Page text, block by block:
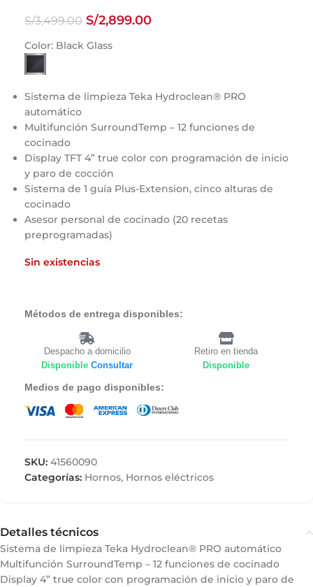
S/3,499.00 S/2,899.00
Color: Black Glass
Sistema de limpieza Teka Hydroclean® PRO
automático
Multifunción SurroundTemp – 12 funciones de
cocinado
Display TFT 4” true color con programación de inicio
y paro de cocción
Sistema de 1 guía Plus-Extension, cinco alturas de
cocinado
Asesor personal de cocinado (20 recetas
preprogramadas)
Sin existencias
Métodos de entrega disponibles:
Despacho a domicilio
Disponible Consultar
Retiro en tienda
Disponible
Medios de pago disponibles:
SKU: 41560090
Categorías: Hornos, Hornos eléctricos
Detalles técnicos
Sistema de limpieza Teka Hydroclean® PRO automático
Multifunción SurroundTemp – 12 funciones de cocinado
Display 4” true color con programación de inicio y paro de